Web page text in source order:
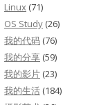
Linux (71)
OS Study (26)
我的代码 (76)
我的分享 (59)
我的影片 (23)
我的生活 (184)